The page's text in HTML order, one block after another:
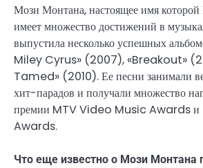
Мози Монтана, настоящее имя
имеет множество достижений в
выпустила несколько успешных
Miley Cyrus» (2007), «Breakout»
Tamed» (2010). Ее песни занимали
хит-парадов и получали множество
премии MTV Video Music Awards
Awards.
Что еще известно о Мози Монтана